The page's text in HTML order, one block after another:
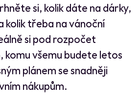
si, kolik dáte na dárky,
kolik třeba na vánoční
si pod rozpočet
komu všemu budete letos
plánem se snadněji
nákupům.